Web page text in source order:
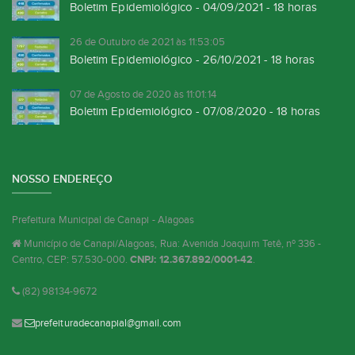
Boletim Epidemiológico - 04/09/2021 - 18 horas
26 de Outubro de 2021 às 11:53:05
Boletim Epidemiológico - 26/10/2021 - 18 horas
07 de Agosto de 2020 às 11:01:14
Boletim Epidemiológico - 07/08/2020 - 18 horas
NOSSO ENDEREÇO
Prefeitura Municipal de Canapi - Alagoas
Município de Canapi/Alagoas, Rua: Avenida Joaquim Tetê, nº 336 -
Centro, CEP: 57.530-000.CNPJ: 12.367.892/0001-42.
(82) 98134-9672
prefeituradecanapial@gmail.com